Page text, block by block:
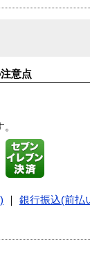
意点
銀行振込(前払